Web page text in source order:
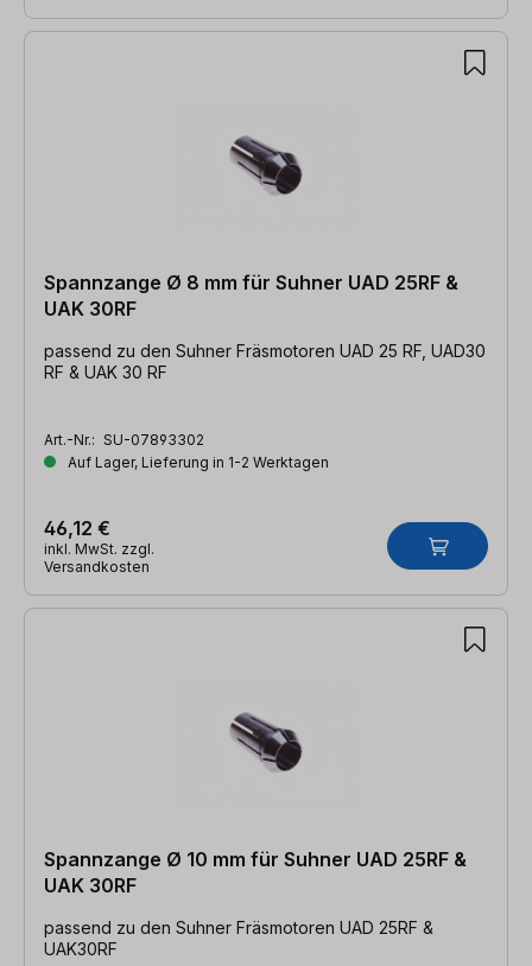
Spannzange Ø 8 mm für Suhner UAD 25RF &
UAK 30RF
passend zu den Suhner Fräsmotoren UAD 25 RF, UAD30
RF & UAK 30 RF
Art.-Nr.: SU-07893302
Auf Lager, Lieferung in 1-2 Werktagen
46,12 €
inkl. MwSt. zzgl.
Versandkosten
Spannzange Ø 10 mm für Suhner UAD 25RF &
UAK 30RF
passend zu den Suhner Fräsmotoren UAD 25RF &
UAK30RF